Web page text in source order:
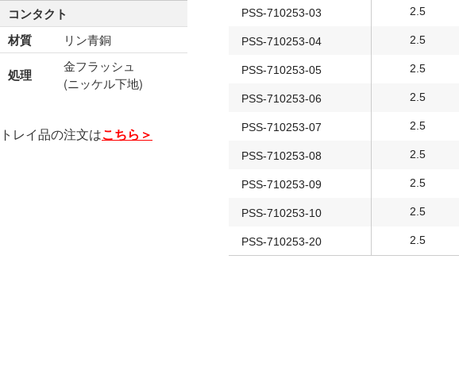
コンタクト
材質
リン青銅
処理
金フラッシュ
(ニッケル下地)
トレイ品の注文はこちら＞
PSS-710253-03 2.5
PSS-710253-04 2.5
PSS-710253-05 2.5
PSS-710253-06 2.5
PSS-710253-07 2.5
PSS-710253-08 2.5
PSS-710253-09 2.5
PSS-710253-10 2.5
PSS-710253-20 2.5